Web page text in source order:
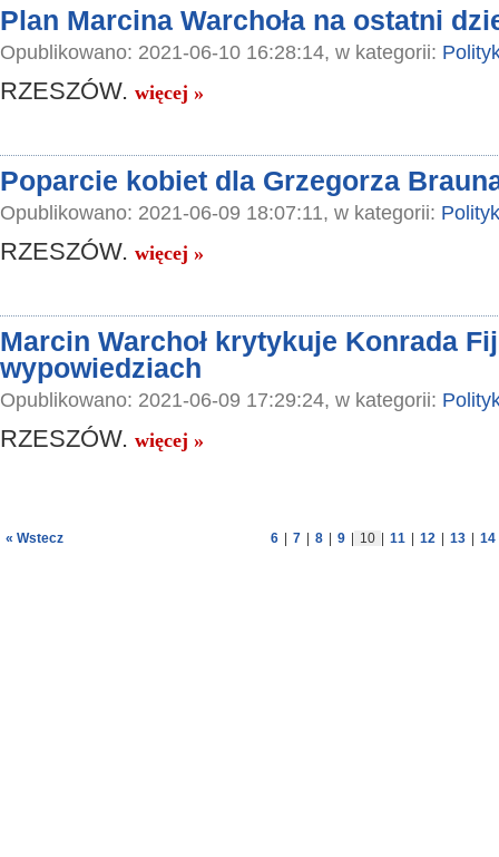
Plan Marcina Warchoła na ostatni
Opublikowano: 2021-06-10 16:28:14, w kategorii:
RZESZÓW. więcej »
Poparcie kobiet dla Grzegorza
Opublikowano: 2021-06-09 18:07:11, w kategorii:
RZESZÓW. więcej »
Marcin Warchoł krytykuje Konrada
wypowiedziach
Opublikowano: 2021-06-09 17:29:24, w kategorii:
RZESZÓW. więcej »
« Wstecz 6 7 8 9 10 11 12 13 14